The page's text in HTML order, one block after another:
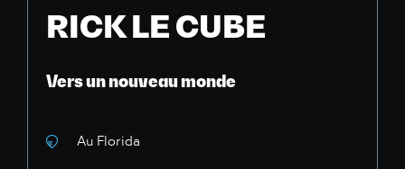
RICK LE CUBE
Vers un nouveau monde
Au Florida